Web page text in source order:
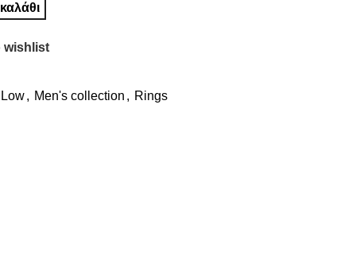
wishlist
Low, Men's collection , Rings